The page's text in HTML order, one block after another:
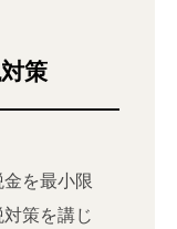
策
を最小限
策を講じ